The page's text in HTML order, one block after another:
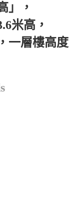
」，
米高，
一層樓高度